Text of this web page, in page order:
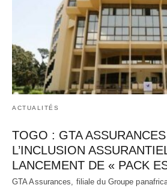
ACTUALITÉS
TOGO : GTA
L’INCLUSION
LANCEMENT DE « PACK
GTA Assurances, filiale du Groupe